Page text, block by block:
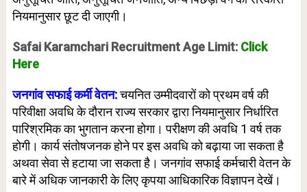
नियमानुसार छूट दी जाएगी।
Safai Karamchari Recruitment Age Limit: Click
Here
जनगांव सफाई कर्मी वेतन:चयनित उम्मीदवारों को प्रथम वर्ष की
परिवीक्षा अवधि के दौरान राज्य सरकार द्वारा नियमानुसार निर्धारित
पारिश्रमिक का भुगतान करना होगा। परीक्षण की अवधि 1 वर्ष तक
होगी। कार्य संतोषजनक होने पर इस अवधि को बढ़ाया जा सकता है
अथवा सेवा से हटाया जा सकता है। जनगांव सफाई कर्मचारी वेतन के
बारे में अधिक जानकारी के लिए कृपया आधिकारिक विज्ञापन देखें।